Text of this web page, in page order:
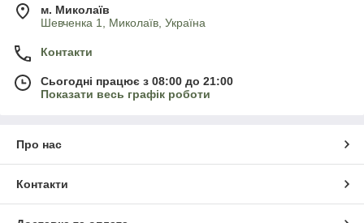
м. Миколаїв
Шевченка 1, Миколаїв, Україна
Контакти
Сьогодні працює з 08:00 до 21:00
Показати весь графік роботи
Про нас
Контакти